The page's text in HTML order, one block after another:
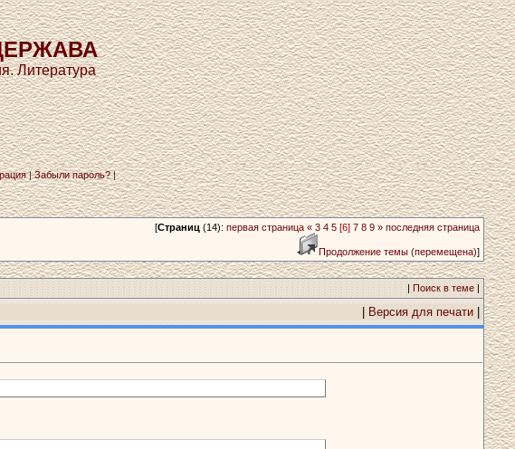
Литература
|Забыли пароль?|
[Страниц (14): первая страница « 3 4 5 [6] 7 8 9 » последняя страница
Продолжение темы (перемещена)]
|Поиск в теме|
Версия для печати